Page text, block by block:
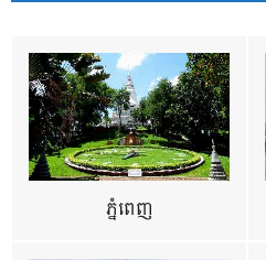
ភ្នំពេញ